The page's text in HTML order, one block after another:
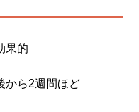
果的
から2週間ほど